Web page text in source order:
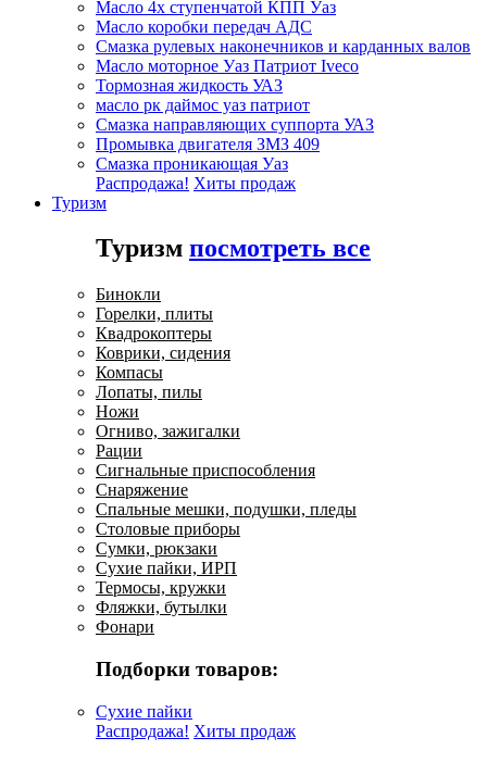
Масло 4х ступенчатой КПП Уаз
Масло коробки передач АДС
Смазка рулевых наконечников и карданных валов
Масло моторное Уаз Патриот Iveco
Тормозная жидкость УАЗ
масло рк даймос уаз патриот
Смазка направляющих суппорта УАЗ
Промывка двигателя ЗМЗ 409
Смазка проникающая Уаз
Распродажа! Хиты продаж
Туризм
Туризм посмотреть все
Бинокли
Горелки, плиты
Квадрокоптеры
Коврики, сидения
Компасы
Лопаты, пилы
Ножи
Огниво, зажигалки
Рации
Сигнальные приспособления
Снаряжение
Спальные мешки, подушки, пледы
Столовые приборы
Сумки, рюкзаки
Сухие пайки, ИРП
Термосы, кружки
Фляжки, бутылки
Фонари
Подборки товаров:
Сухие пайки
Распродажа! Хиты продаж